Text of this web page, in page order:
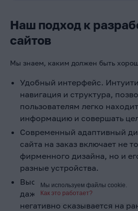
Наш подход к
сайтов
Мы знаем, каким должен быть
Удобный интерфейс.
навигация и структура,
пользователям легко
информацию и совершать
Современный адаптивный
сайта на заказ включает не
фирменного дизайна, но и
разные устройства.
Высокая скорость загрузки.
даже в несколько секунд
негативно сказывается на
Мы используем файлы cookie.
Как это работает?